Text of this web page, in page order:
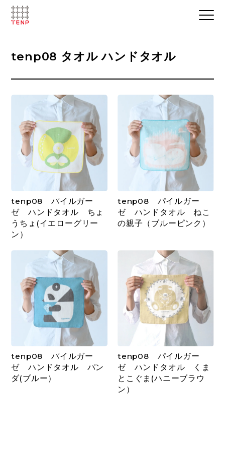
tenp08 タオル ハンドタオル
tenp08 パイルガー
ゼ ハンドタオル ちょ
うちょ(イエローグリー
ン）
tenp08 パイルガー
ゼ ハンドタオル ねこ
の親子（ブルーピンク）
tenp08 パイルガー
ゼ ハンドタオル パン
ダ(ブルー）
tenp08 パイルガー
ゼ ハンドタオル くま
とこぐま(ハニーブラウ
ン）